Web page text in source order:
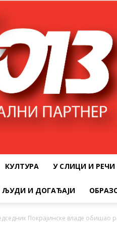
КУЛТУРА У СЛИЦИ И РЕЧИ
ЉУДИ И ДОГАЂАЈИ
Покрајинске владе обишао